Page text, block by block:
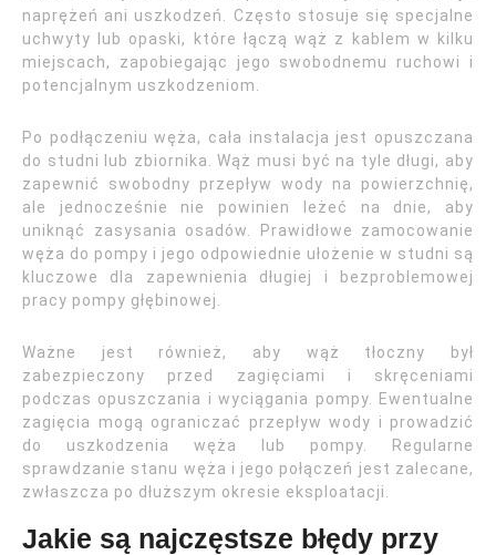
naprężeń ani uszkodzeń. Często stosuje się specjalne
uchwyty lub opaski, które łączą wąż z kablem w kilku
miejscach, zapobiegając jego swobodnemu ruchowi i
potencjalnym uszkodzeniom.
Po podłączeniu węża, cała instalacja jest opuszczana
do studni lub zbiornika. Wąż musi być na tyle długi, aby
zapewnić swobodny przepływ wody na powierzchnię,
ale jednocześnie nie powinien leżeć na dnie, aby
uniknąć zasysania osadów. Prawidłowe zamocowanie
węża do pompy i jego odpowiednie ułożenie w studni są
kluczowe dla zapewnienia długiej i bezproblemowej
pracy pompy głębinowej.
Ważne jest również, aby wąż tłoczny był
zabezpieczony przed zagięciami i skręceniami
podczas opuszczania i wyciągania pompy. Ewentualne
zagięcia mogą ograniczać przepływ wody i prowadzić
do uszkodzenia węża lub pompy. Regularne
sprawdzanie stanu węża i jego połączeń jest zalecane,
zwłaszcza po dłuższym okresie eksploatacji.
Jakie są najczęstsze błędy przy